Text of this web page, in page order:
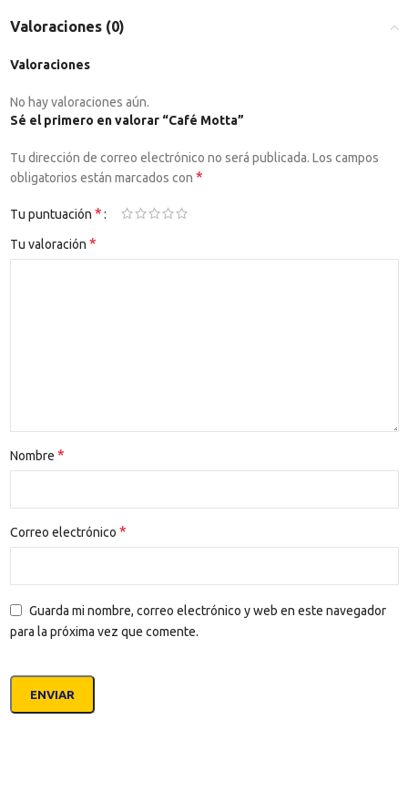
Valoraciones (0)
Valoraciones
No hay valoraciones aún.
Sé el primero en valorar “Café Motta”
Tu dirección de correo electrónico no será publicada. Los campos
obligatorios están marcados con *
Tu puntuación *
Tu valoración *
Nombre *
Correo electrónico *
Guarda mi nombre, correo electrónico y web en este navegador
para la próxima vez que comente.